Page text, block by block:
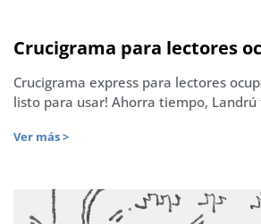
Crucigrama para lectores
Crucigrama express para lectores
listo para usar! Ahorra tiempo,
Ver más >